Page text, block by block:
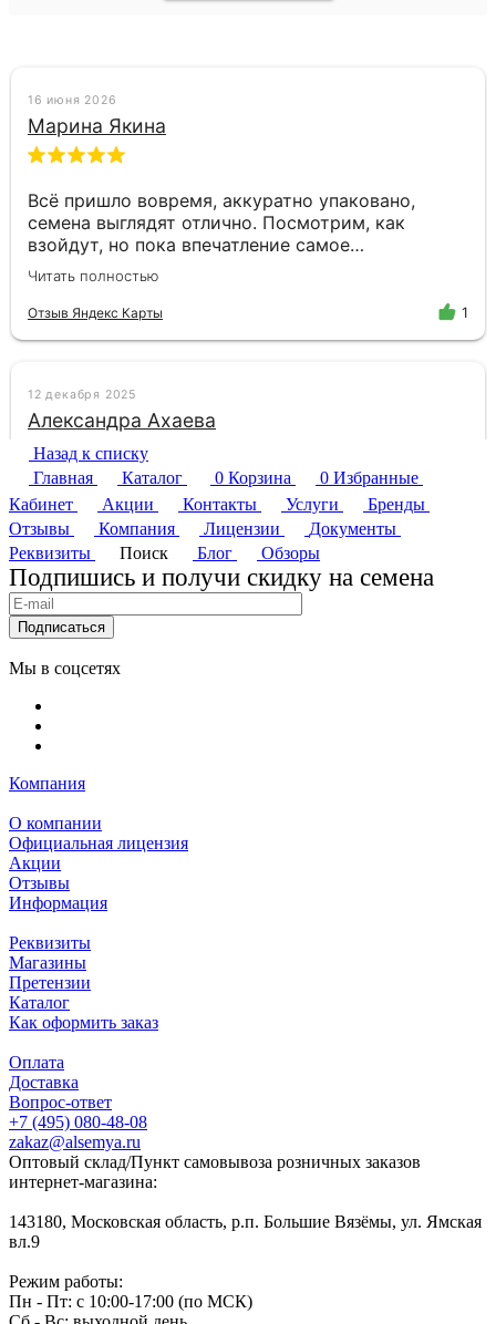
Назад к списку
Главная
Каталог 0 Корзина 0 Избранные
Кабинет
Акции Контакты Услуги
Бренды
Отзывы
Компания Лицензии
Документы
Реквизиты
Поиск Блог Обзоры
Подпишись и получи скидку на семена
Подписаться
Мы в соцсетях
Компания
О компании
Официальная лицензия
Акции
Отзывы
Информация
Реквизиты
Магазины
Претензии
Каталог
Как оформить заказ
Оплата
Доставка
Вопрос-ответ
+7 (495) 080-48-08
zakaz@alsemya.ru
Оптовый склад/Пункт самовывоза розничных заказов
интернет-магазина:
143180, Московская область, р.п. Большие Вязёмы, ул. Ямская
вл.9
Режим работы:
Пн - Пт: с 10:00-17:00 (по МСК)